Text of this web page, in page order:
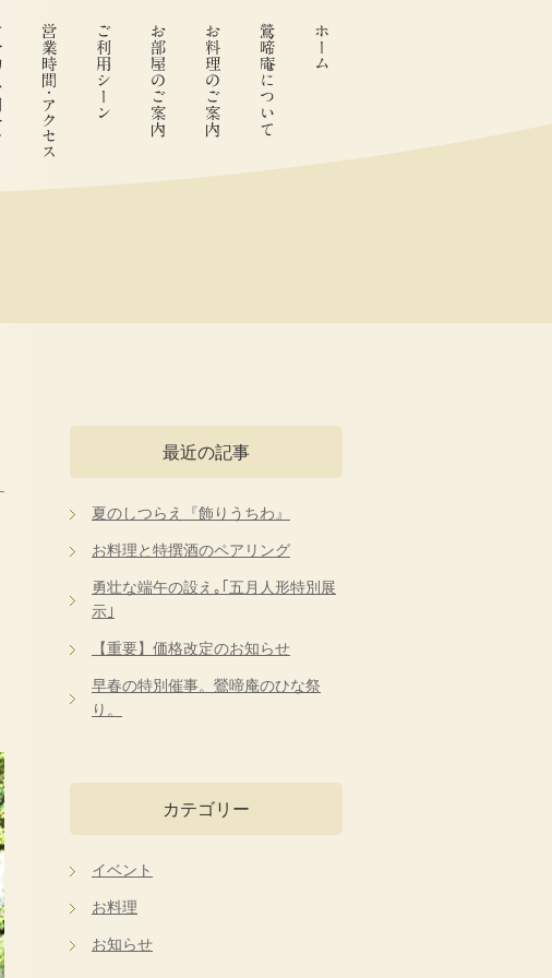
最近の記事
夏のしつらえ『飾りうちわ』
お料理と特撰酒のペアリング
勇壮な端午の設え｡｢五月人形特別展
示｣
【重要】価格改定のお知らせ
早春の特別催事。鶯啼庵のひな祭
り。
カテゴリー
イベント
お料理
お知らせ